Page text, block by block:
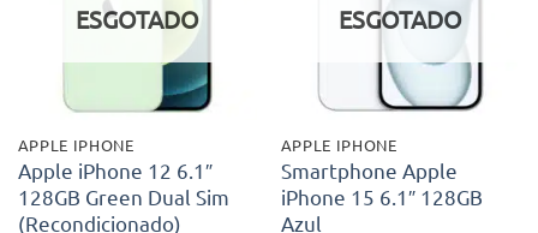
ESGOTADO
APPLE IPHONE
Apple iPhone 12 6.1″
128GB Green Dual Sim
(Recondicionado)
ESGOTADO
APPLE IPHONE
Smartphone Apple
iPhone 15 6.1″ 128GB
Azul